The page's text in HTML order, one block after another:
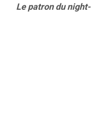
Le patron du